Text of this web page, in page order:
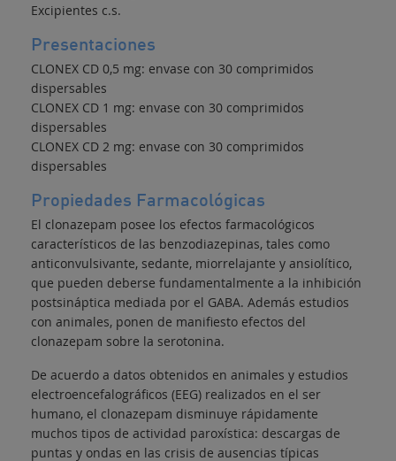
Excipientes c.s.
Presentaciones
CLONEX CD 0,5 mg: envase con 30 comprimidos
dispersables
CLONEX CD 1 mg: envase con 30 comprimidos
dispersables
CLONEX CD 2 mg: envase con 30 comprimidos
dispersables
Propiedades Farmacológicas
El clonazepam posee los efectos farmacológicos
característicos de las benzodiazepinas, tales como
anticonvulsivante, sedante, miorrelajante y ansiolítico,
que pueden deberse fundamentalmente a la inhibición
postsináptica mediada por el GABA. Además estudios
con animales, ponen de manifiesto efectos del
clonazepam sobre la serotonina.
De acuerdo a datos obtenidos en animales y estudios
electroencefalográficos (EEG) realizados en el ser
humano, el clonazepam disminuye rápidamente
muchos tipos de actividad paroxística: descargas de
puntas y ondas en las crisis de ausencias típicas